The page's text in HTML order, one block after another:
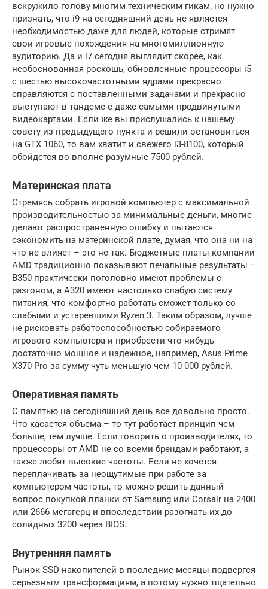
вскружило голову многим техническим гикам, но нужно
признать, что i9 на сегодняшний день не является
необходимостью даже для людей, которые стримят
свои игровые похождения на многомиллионную
аудиторию. Да и i7 сегодня выглядит скорее, как
необоснованная роскошь, обновленные процессоры i5
с шестью высокочастотными ядрами прекрасно
справляются с поставленными задачами и прекрасно
выступают в тандеме с даже самыми продвинутыми
видеокартами. Если же вы прислушались к нашему
совету из предыдущего пункта и решили остановиться
на GTX 1060, то вам хватит и свежего i3-8100, который
обойдется во вполне разумные 7500 рублей.
Материнская плата
Стремясь собрать игровой компьютер с максимальной
производительностью за минимальные деньги, многие
делают распространенную ошибку и пытаются
сэкономить на материнской плате, думая, что она ни на
что не влияет – это не так. Бюджетные платы компании
AMD традиционно показывают печальные результаты –
B350 практически поголовно имеют проблемы с
разгоном, а A320 имеют настолько слабую систему
питания, что комфортно работать сможет только со
слабыми и устаревшими Ryzen 3. Таким образом, лучше
не рисковать работоспособностью собираемого
игрового компьютера и приобрести что-нибудь
достаточно мощное и надежное, например, Asus Prime
X370-Pro за сумму чуть меньшую чем 10 000 рублей.
Оперативная память
С памятью на сегодняшний день все довольно просто.
Что касается объема – то тут работает принцип чем
больше, тем лучше. Если говорить о производителях, то
процессоры от AMD не со всеми брендами работают, а
также любят высокие частоты. Если не хочется
переплачивать за неощутимые при работе за
компьютером частоты, то можно решить данный
вопрос покупкой планки от Samsung или Corsair на 2400
или 2666 мегагерц и впоследствии разогнать их до
солидных 3200 через BIOS.
Внутренняя память
Рынок SSD-накопителей в последние месяцы подвергся
серьезным трансформациям, а потому нужно тщательно